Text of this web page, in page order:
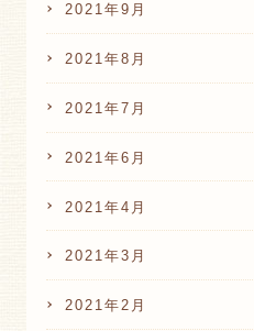
2021年9月
2021年8月
2021年7月
2021年6月
2021年4月
2021年3月
2021年2月